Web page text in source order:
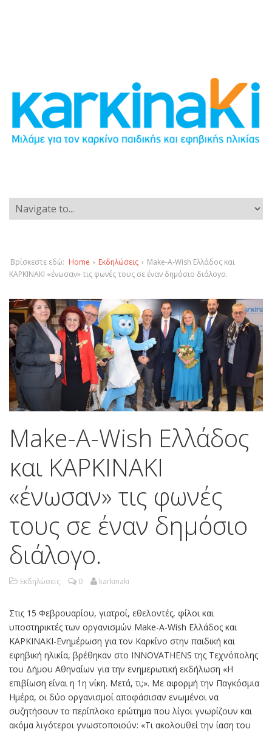
Βρίσκεστε εδώ: Home › Εκδηλώσεις › Make-A-Wish Ελλάδος και
ΚΑΡΚΙΝΑΚΙ «ένωσαν» τις φωνές τους σε έναν δημόσιο διάλογο.
Make-A-Wish Ελλάδος
και ΚΑΡΚΙΝΑΚΙ
«ένωσαν» τις φωνές
τους σε έναν δημόσιο
διάλογο.
Εκδηλώσεις 0 karkinaki
Στις 15 Φεβρουαρίου, γιατροί, εθελοντές, φίλοι και
υποστηρικτές των οργανισμών Make-A-Wish Ελλάδος και
ΚΑΡΚΙΝΑΚΙ-Ενημέρωση για τον Καρκίνο στην παιδική και
εφηβική ηλικία, βρέθηκαν στο INNOVATHENS της Τεχνόπολης
του Δήμου Αθηναίων για την ενημερωτική εκδήλωση «Η
επιβίωση είναι η 1η νίκη. Μετά, τι;». Με αφορμή την Παγκόσμια
Ημέρα, οι δύο οργανισμοί αποφάσισαν ενωμένοι να
συζητήσουν το περίπλοκο ερώτημα που λίγοι γνωρίζουν και
ακόμα λιγότεροι γνωστοποιούν: «Τι ακολουθεί την ίαση του